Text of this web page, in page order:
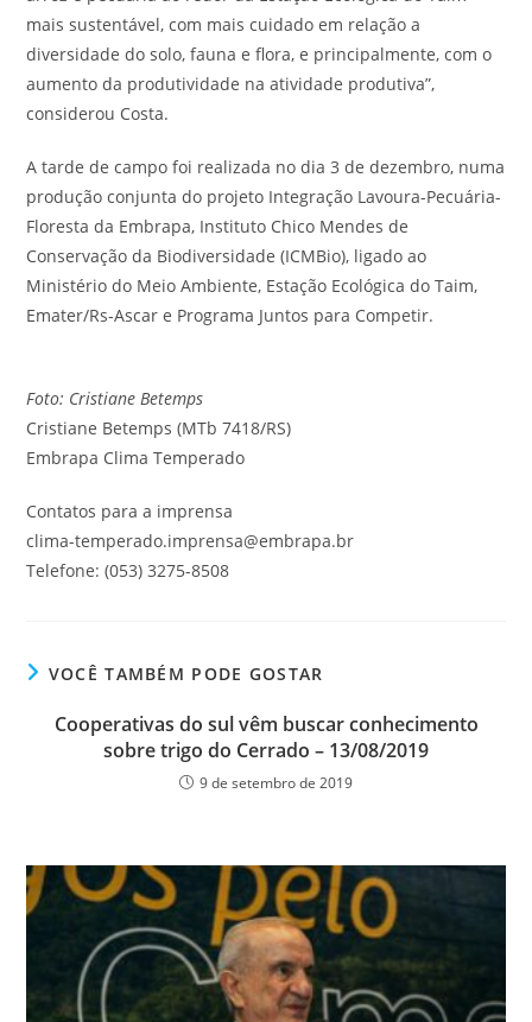
mais sustentável, com mais cuidado em relação a
diversidade do solo, fauna e flora, e principalmente, com o
aumento da produtividade na atividade produtiva”,
considerou Costa.
A tarde de campo foi realizada no dia 3 de dezembro, numa
produção conjunta do projeto Integração Lavoura-Pecuária-
Floresta da Embrapa, Instituto Chico Mendes de
Conservação da Biodiversidade (ICMBio), ligado ao
Ministério do Meio Ambiente, Estação Ecológica do Taim,
Emater/Rs-Ascar e Programa Juntos para Competir.
Foto: Cristiane Betemps
Cristiane Betemps (MTb 7418/RS)
Embrapa Clima Temperado
Contatos para a imprensa
clima-temperado.imprensa@embrapa.br
Telefone: (053) 3275-8508
VOCÊ TAMBÉM PODE GOSTAR
Cooperativas do sul vêm buscar conhecimento
sobre trigo do Cerrado – 13/08/2019
9 de setembro de 2019